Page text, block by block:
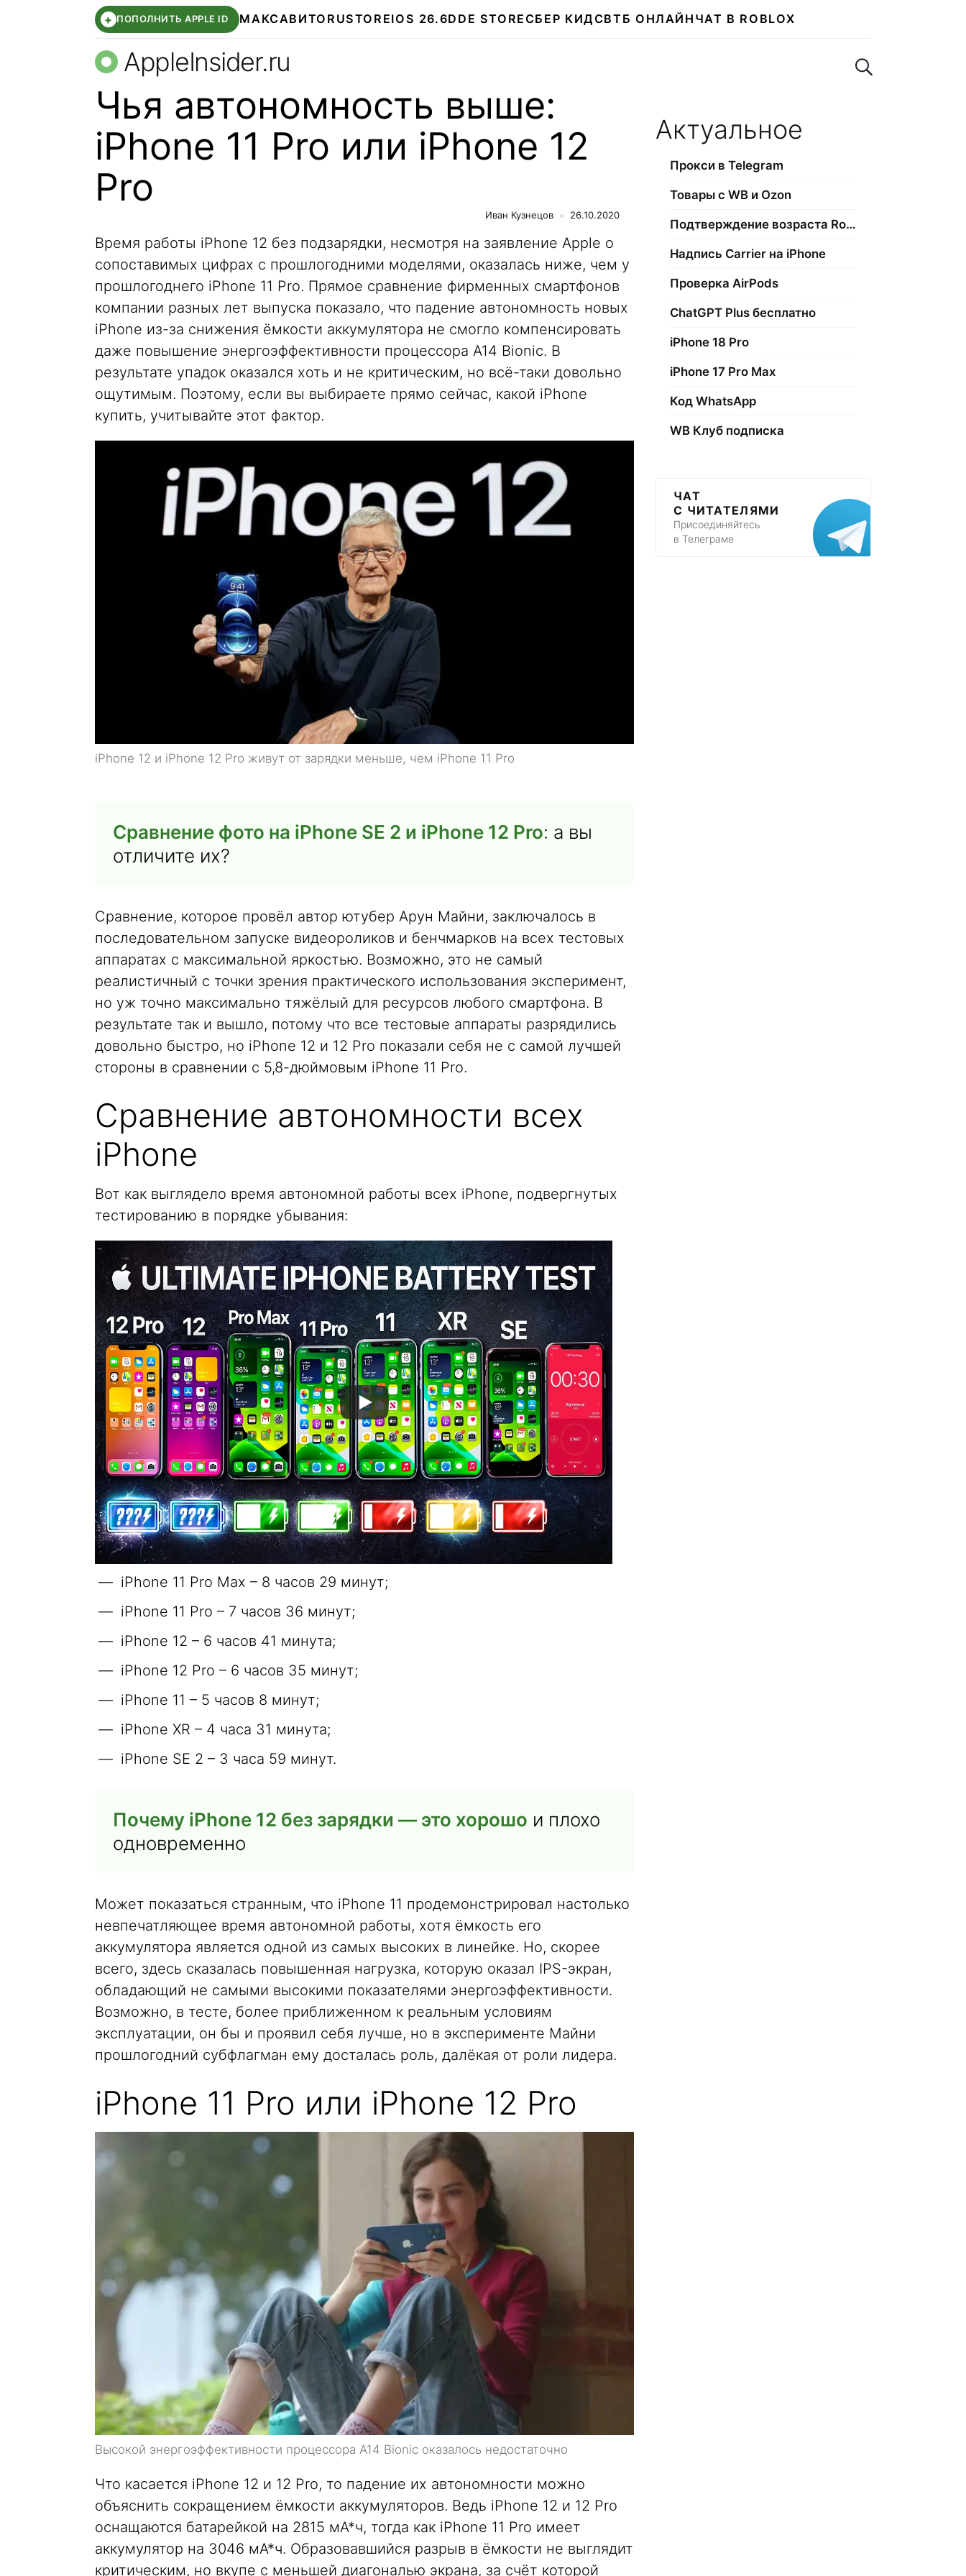
+ ПОПОЛНИТЬ APPLE ID МАКСАВИТО RUSTOREIOS 26.6DDE STORE СБЕР КИДСВТБ ОНЛАЙН ЧАТ В ROBLOX
AppleInsider.ru Поиск по сайту
Чья автономность выше:
iPhone 11 Pro или iPhone 12
Pro
Иван Кузнецов 26.10.2020
Время работы iPhone 12 без подзарядки, несмотря на заявление Apple о
сопоставимых цифрах с прошлогодними моделями, оказалась ниже, чем у
прошлогоднего iPhone 11 Pro. Прямое сравнение фирменных смартфонов
компании разных лет выпуска показало, что падение автономность новых
iPhone из-за снижения ёмкости аккумулятора не смогло компенсировать
даже повышение энергоэффективности процессора A14 Bionic. В
результате упадок оказался хоть и не критическим, но всё-таки довольно
ощутимым. Поэтому, если вы выбираете прямо сейчас, какой iPhone
купить, учитывайте этот фактор.
iPhone 12 и iPhone 12 Pro живут от зарядки меньше, чем iPhone 11 Pro
Сравнение фото на iPhone SE 2 и iPhone 12 Pro: а вы
отличите их?
Сравнение, которое провёл автор ютубер Арун Майни, заключалось в
последовательном запуске видеороликов и бенчмарков на всех тестовых
аппаратах с максимальной яркостью. Возможно, это не самый
реалистичный с точки зрения практического использования эксперимент,
но уж точно максимально тяжёлый для ресурсов любого смартфона. В
результате так и вышло, потому что все тестовые аппараты разрядились
довольно быстро, но iPhone 12 и 12 Pro показали себя не с самой лучшей
стороны в сравнении с 5,8-дюймовым iPhone 11 Pro.
Сравнение автономности всех
iPhone
Вот как выглядело время автономной работы всех iPhone, подвергнутых
тестированию в порядке убывания:
iPhone 11 Pro Max – 8 часов 29 минут;
iPhone 11 Pro – 7 часов 36 минут;
iPhone 12 – 6 часов 41 минута;
iPhone 12 Pro – 6 часов 35 минут;
iPhone 11 – 5 часов 8 минут;
iPhone XR – 4 часа 31 минута;
iPhone SE 2 – 3 часа 59 минут.
Почему iPhone 12 без зарядки — это хорошо и плохо
одновременно
Может показаться странным, что iPhone 11 продемонстрировал настолько
невпечатляющее время автономной работы, хотя ёмкость его
аккумулятора является одной из самых высоких в линейке. Но, скорее
всего, здесь сказалась повышенная нагрузка, которую оказал IPS-экран,
обладающий не самыми высокими показателями энергоэффективности.
Возможно, в тесте, более приближенном к реальным условиям
эксплуатации, он бы и проявил себя лучше, но в эксперименте Майни
прошлогодний субфлагман ему досталась роль, далёкая от роли лидера.
iPhone 11 Pro или iPhone 12 Pro
Высокой энергоэффективности процессора A14 Bionic оказалось недостаточно
Что касается iPhone 12 и 12 Pro, то падение их автономности можно
объяснить сокращением ёмкости аккумуляторов. Ведь iPhone 12 и 12 Pro
оснащаются батарейкой на 2815 мА*ч, тогда как iPhone 11 Pro имеет
аккумулятор на 3046 мА*ч. Образовавшийся разрыв в ёмкости не выглядит
критическим, но вкупе с меньшей диагональю экрана, за счёт которой
Актуальное
Прокси в Telegram
Товары с WB и Ozon
Подтверждение возраста Roblox
Надпись Carrier на iPhone
Проверка AirPods
ChatGPT Plus бесплатно
iPhone 18 Pro
iPhone 17 Pro Max
Код WhatsApp
WB Клуб подписка
ЧАТ
С ЧИТАТЕЛЯМИ
Присоединяйтесь
в Телеграме